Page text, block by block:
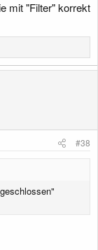
mit "Filter" korrekt
#38